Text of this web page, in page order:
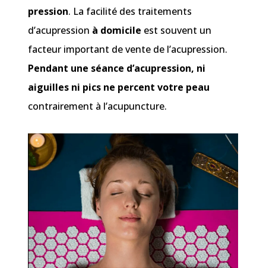
pression. La facilité des traitements
d’acupression à domicile est souvent un
facteur important de vente de l’acupression.
Pendant une séance d’acupression, ni
aiguilles ni pics ne percent votre peau
contrairement à l’acupuncture.